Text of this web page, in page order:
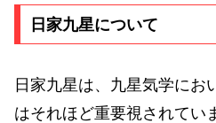
日家九星について
日家九星は、九星気学にお
はそれほど重要視されてい